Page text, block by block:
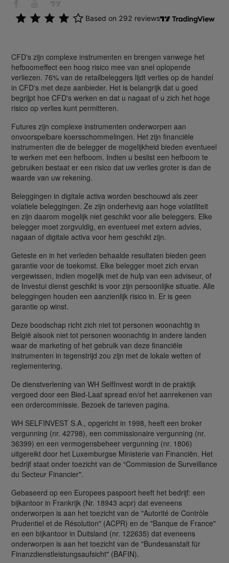
CFD's zijn complexe instrumenten en brengen vanwege het
hefboomeffect een hoog risico mee van snel oplopende
verliezen. 76% van de retailbeleggers lijdt verlies op de handel
in CFD's met deze aanbieder. Het is belangrijk dat u goed
begrijpt hoe CFD's werken en dat u nagaat of u zich het hoge
risico op verlies kunt permitteren.
Futures zijn complexe instrumenten onderworpen aan
onvoorspelbare koersschommelingen. Het zijn financiële
instrumenten die de belegger de mogelijkheid bieden eventueel
te werken met een hefboom. Indien u beslist een hefboom te
gebruiken bestaat er een risico dat uw verlies groter is dan de
waarde van uw rekening.
Beleggingen in digitale activa worden beschouwd als zeer
volatiele beleggingen. Ze zijn onderhevig aan hoge volatiliteit
en zijn daarom mogelijk niet geschikt voor alle beleggers. Elke
belegger moet zorgvuldig, en eventueel met extern advies,
nagaan of digitale activa voor hem geschikt zijn.
Geteste en in het verleden behaalde resultaten bieden geen
garantie voor de toekomst. Elke belegger moet zich ervan
vergewissen, indien mogelijk met de hulp van een adviseur, of
de Investui dienst geschikt is voor zijn persoonlijke situatie. Alle
beleggingen houden een aanzienlijk risico in. Er is geen
garantie op winst.
Deze boodschap richt zich niet tot personen woonachtig in
België alsook niet tot personen woonachtig in andere landen
waar de marketing of het gebruik van deze financiële
instrumenten in tegenstrijd zou zijn met de lokale wetten of
reglementering.
De dienstverlening van WH SelfInvest wordt in de praktijk
vergoed door een Bied-Laat spread en/of het aanrekenen van
een ordercommissie. Bezoek de tarieven pagina.
WH SELFINVEST S.A., opgericht in 1998, heeft een broker
vergunning (nr. 42798), een commissionaire vergunning (nr.
36399) en een vermogensbeheer vergunning (nr. 1806)
uitgereikt door het Luxemburgse Ministerie van Financiën. Het
bedrijf staat onder toezicht van de “Commission de Surveillance
du Secteur Financier".
Gebaseerd op een Europees paspoort heeft het bedrijf: een
bijkantoor in Frankrijk (Nr. 18943 acpr) dat eveneens
onderworpen is aan het toezicht van de "Autorité de Contrôle
Prudentiel et de Résolution" (ACPR) en de "Banque de France"
en een bijkantoor in Duitsland (nr. 122635) dat eveneens
onderworpen is aan het toezicht van de "Bundesanstalt für
Finanzdienstleistungsaufsicht" (BAFIN).